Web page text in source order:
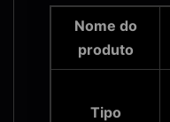
Nome do
produto
Tipo